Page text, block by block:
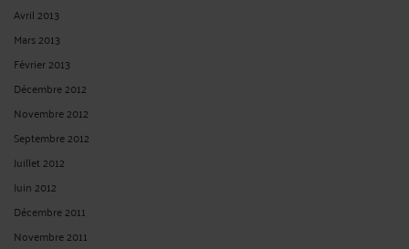
Avril 2013
Mars 2013
Février 2013
Décembre 2012
Novembre 2012
Septembre 2012
Juillet 2012
Juin 2012
Décembre 2011
Novembre 2011